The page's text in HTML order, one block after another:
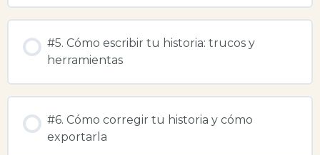
#5. Cómo escribir tu historia: trucos y
herramientas
#6. Cómo corregir tu historia y cómo
exportarla